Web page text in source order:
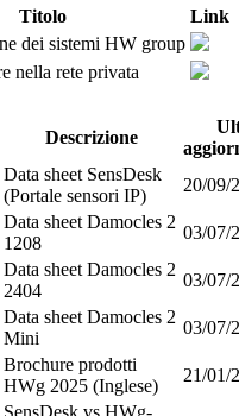
Titolo
Link
dei sistemi HW group
nella rete privata
Descrizione
Data sheet SensDesk
(Portale sensori IP)
20/09/
Data sheet Damocles 2
1208
03/07/
Data sheet Damocles 2
2404
03/07/
Data sheet Damocles 2
Mini
03/07/
Brochure prodotti
HWg 2025 (Inglese)
21/01/
SensDesk vs HWg-